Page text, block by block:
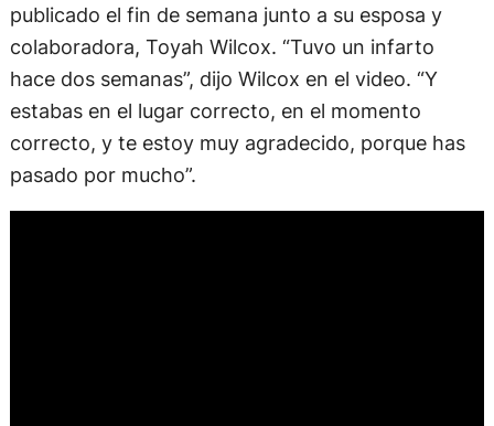
publicado el fin de semana junto a su esposa y
colaboradora, Toyah Wilcox. “Tuvo un infarto
hace dos semanas”, dijo Wilcox en el video. “Y
estabas en el lugar correcto, en el momento
correcto, y te estoy muy agradecido, porque has
pasado por mucho”.